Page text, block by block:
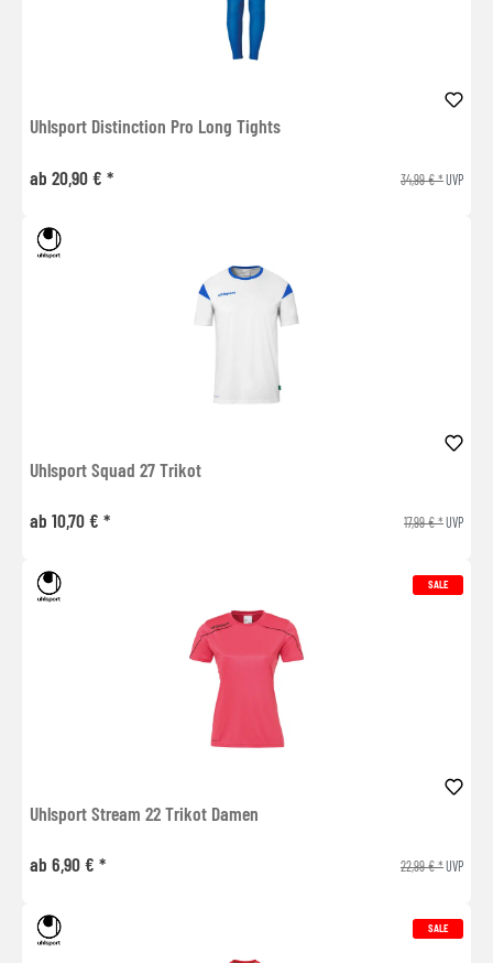
Uhlsport Distinction Pro Long Tights
ab 20,90 € * 34,99 € *UVP
Uhlsport Squad 27 Trikot
ab 10,70 € * 17,99 € *UVP
SALE
Uhlsport Stream 22 Trikot Damen
ab 6,90 € * 22,99 € *UVP
SALE